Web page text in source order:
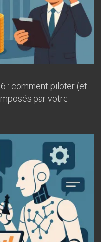
: comment piloter (et
par votre